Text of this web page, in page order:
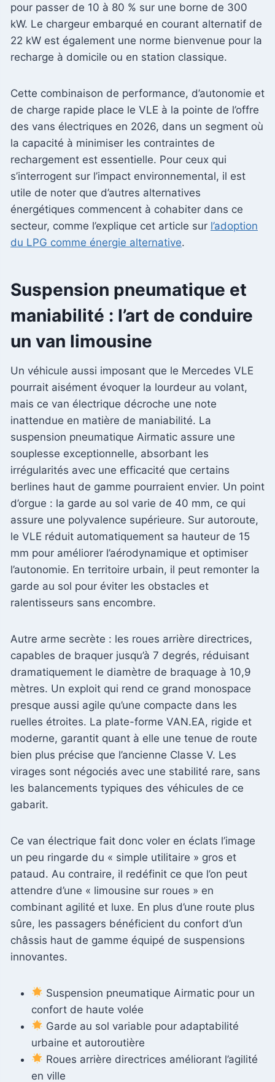
pour passer de 10 à 80 % sur une borne de 300
kW. Le chargeur embarqué en courant alternatif de
22 kW est également une norme bienvenue pour la
recharge à domicile ou en station classique.
Cette combinaison de performance, d’autonomie et
de charge rapide place le VLE à la pointe de l’offre
des vans électriques en 2026, dans un segment où
la capacité à minimiser les contraintes de
rechargement est essentielle. Pour ceux qui
s’interrogent sur l’impact environnemental, il est
utile de noter que d’autres alternatives
énergétiques commencent à cohabiter dans ce
secteur, comme l’explique cet article sur l’adoption
du LPG comme énergie alternative.
Suspension pneumatique et
maniabilité : l’art de conduire
un van limousine
Un véhicule aussi imposant que le Mercedes VLE
pourrait aisément évoquer la lourdeur au volant,
mais ce van électrique décroche une note
inattendue en matière de maniabilité. La
suspension pneumatique Airmatic assure une
souplesse exceptionnelle, absorbant les
irrégularités avec une efficacité que certains
berlines haut de gamme pourraient envier. Un point
d’orgue : la garde au sol varie de 40 mm, ce qui
assure une polyvalence supérieure. Sur autoroute,
le VLE réduit automatiquement sa hauteur de 15
mm pour améliorer l’aérodynamique et optimiser
l’autonomie. En territoire urbain, il peut remonter la
garde au sol pour éviter les obstacles et
ralentisseurs sans encombre.
Autre arme secrète : les roues arrière directrices,
capables de braquer jusqu’à 7 degrés, réduisant
dramatiquement le diamètre de braquage à 10,9
mètres. Un exploit qui rend ce grand monospace
presque aussi agile qu’une compacte dans les
ruelles étroites. La plate-forme VAN.EA, rigide et
moderne, garantit quant à elle une tenue de route
bien plus précise que l’ancienne Classe V. Les
virages sont négociés avec une stabilité rare, sans
les balancements typiques des véhicules de ce
gabarit.
Ce van électrique fait donc voler en éclats l’image
un peu ringarde du « simple utilitaire » gros et
pataud. Au contraire, il redéfinit ce que l’on peut
attendre d’une « limousine sur roues » en
combinant agilité et luxe. En plus d’une route plus
sûre, les passagers bénéficient du confort d’un
châssis haut de gamme équipé de suspensions
innovantes.
Suspension pneumatique Airmatic pour un
confort de haute volée
Garde au sol variable pour adaptabilité
urbaine et autoroutière
Roues arrière directrices améliorant l’agilité
en ville